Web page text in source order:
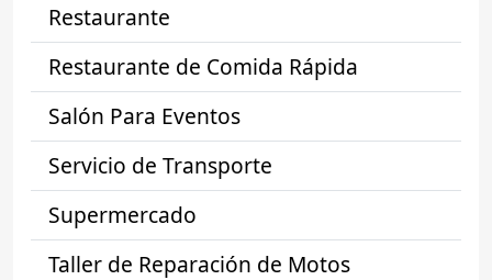
Restaurante
Restaurante de Comida Rápida
Salón Para Eventos
Servicio de Transporte
Supermercado
Taller de Reparación de Motos